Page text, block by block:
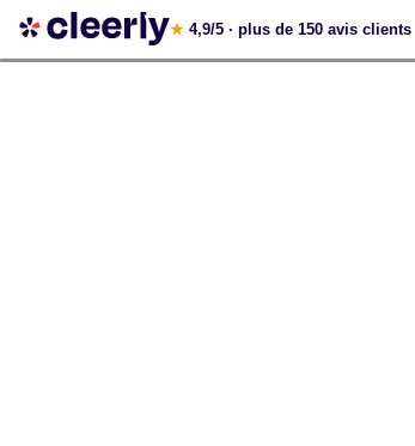
Votre simulation gratuite et personnalisée
★ 4,9/5 · plus de 150 avis clients